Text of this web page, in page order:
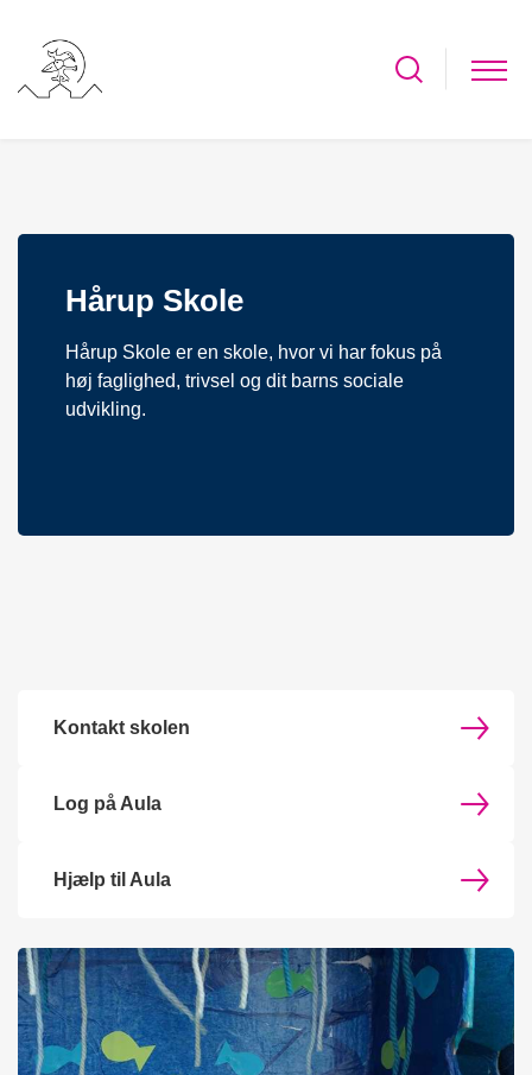
Hårup Skole
Hårup Skole er en skole, hvor vi har fokus på
høj faglighed, trivsel og dit barns sociale
udvikling.
Kontakt skolen
Log på Aula
Hjælp til Aula